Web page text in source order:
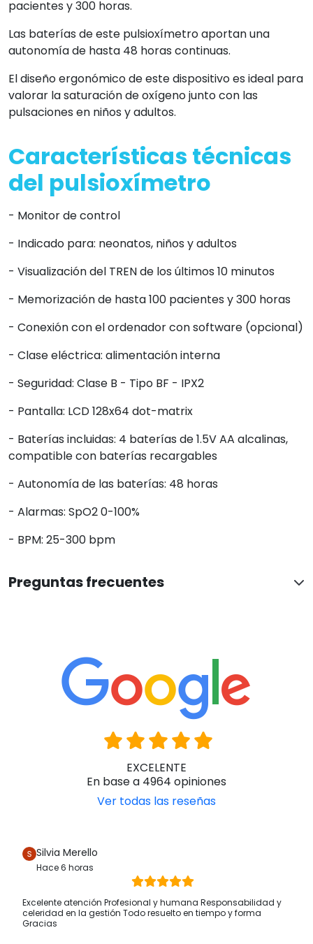
pacientes y 300 horas.
Las baterías de este pulsioxímetro aportan una
autonomía de hasta 48 horas continuas.
El diseño ergonómico de este dispositivo es ideal para
valorar la saturación de oxígeno junto con las
pulsaciones en niños y adultos.
Características técnicas
del pulsioxímetro
- Monitor de control
- Indicado para: neonatos, niños y adultos
- Visualización del TREN de los últimos 10 minutos
- Memorización de hasta 100 pacientes y 300 horas
- Conexión con el ordenador con software (opcional)
- Clase eléctrica: alimentación interna
- Seguridad: Clase B - Tipo BF - IPX2
- Pantalla: LCD 128x64 dot-matrix
- Baterías incluidas: 4 baterías de 1.5V AA alcalinas,
compatible con baterías recargables
- Autonomía de las baterías: 48 horas
- Alarmas: SpO2 0-100%
- BPM: 25-300 bpm
Preguntas frecuentes
EXCELENTE
En base a 4964 opiniones
Ver todas las reseñas
Silvia Merello
Hace 6 horas
Excelente atención Profesional y humana Responsabilidad y
celeridad en la gestión Todo resuelto en tiempo y forma
Gracias